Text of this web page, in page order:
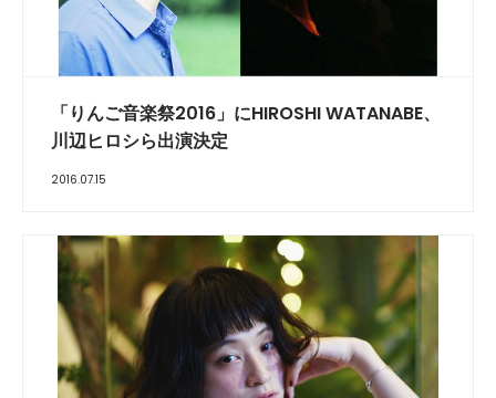
「りんご音楽祭2016」にHIROSHI WATANABE、
川辺ヒロシら出演決定
2016.07.15